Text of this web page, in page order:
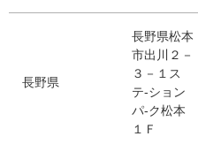
長野県
長野県松本
市出川２－
３－１ス
テ-ション
パ-ク松本
１Ｆ